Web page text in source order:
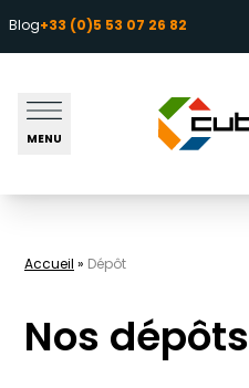
Aller au contenu
Blog+33 (0)5 53 07 26 82
MENU
Accueil» Dépôt
Nos dépôts